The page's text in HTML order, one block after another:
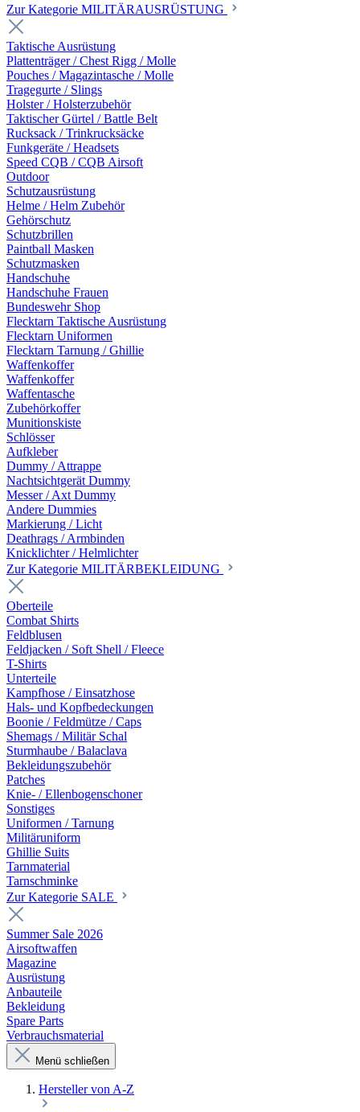
Zur Kategorie MILITÄRAUSRÜSTUNG
Taktische Ausrüstung
Plattenträger / Chest Rigg / Molle
Pouches / Magazintasche / Molle
Tragegurte / Slings
Holster / Holsterzubehör
Taktischer Gürtel / Battle Belt
Rucksack / Trinkrucksäcke
Funkgeräte / Headsets
Speed CQB / CQB Airsoft
Outdoor
Schutzausrüstung
Helme / Helm Zubehör
Gehörschutz
Schutzbrillen
Paintball Masken
Schutzmasken
Handschuhe
Handschuhe Frauen
Bundeswehr Shop
Flecktarn Taktische Ausrüstung
Flecktarn Uniformen
Flecktarn Tarnung / Ghillie
Waffenkoffer
Waffenkoffer
Waffentasche
Zubehörkoffer
Munitionskiste
Schlösser
Aufkleber
Dummy / Attrappe
Nachtsichtgerät Dummy
Messer / Axt Dummy
Andere Dummies
Markierung / Licht
Deathrags / Armbinden
Knicklichter / Helmlichter
Zur Kategorie MILITÄRBEKLEIDUNG
Oberteile
Combat Shirts
Feldblusen
Feldjacken / Soft Shell / Fleece
T-Shirts
Unterteile
Kampfhose / Einsatzhose
Hals- und Kopfbedeckungen
Boonie / Feldmütze / Caps
Shemags / Militär Schal
Sturmhaube / Balaclava
Bekleidungszubehör
Patches
Knie- / Ellenbogenschoner
Sonstiges
Uniformen / Tarnung
Militäruniform
Ghillie Suits
Tarnmaterial
Tarnschminke
Zur Kategorie SALE
Summer Sale 2026
Airsoftwaffen
Magazine
Ausrüstung
Anbauteile
Bekleidung
Spare Parts
Verbrauchsmaterial
Menü schließen
Hersteller von A-Z